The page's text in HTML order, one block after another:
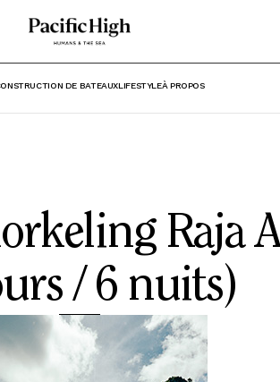
DE BATEAUXLIFESTYLEÀ PROPOS
Raja
/ 6 nuits)